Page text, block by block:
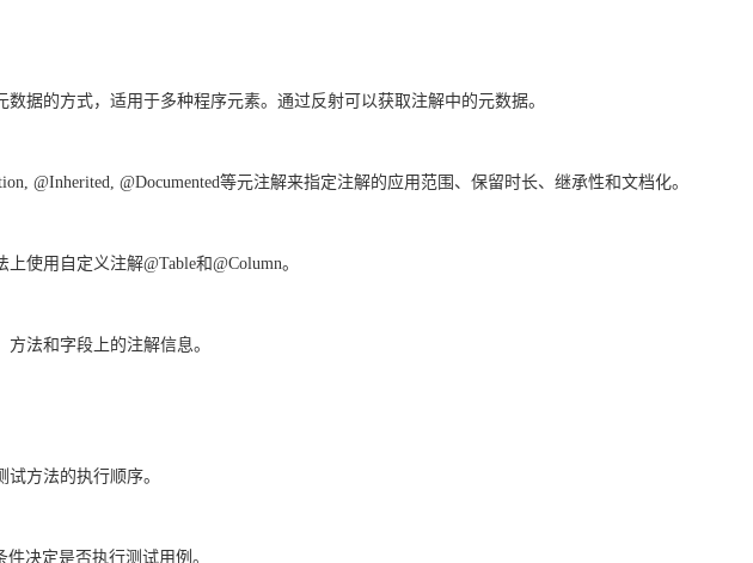
数据的方式，适用于多种程序元素。通过反射可以获取注解中的元数据。
@Inherited, @Documented等元注解来指定注解的应用范围、保留时长、继承性和文档化。
使用自定义注解@Table和@Column。
法和字段上的注解信息。
试方法的执行顺序。
决定是否执行测试用例。